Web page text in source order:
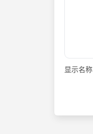
显示名称